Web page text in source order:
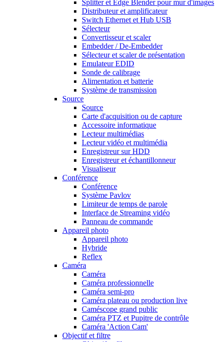
Splitter et Edge Blender pour mur d'images
Distributeur et amplificateur
Switch Ethernet et Hub USB
Sélecteur
Convertisseur et scaler
Embedder / De-Embedder
Sélecteur et scaler de présentation
Emulateur EDID
Sonde de calibrage
Alimentation et batterie
Système de transmission
Source
Source
Carte d'acquisition ou de capture
Accessoire informatique
Lecteur multimédias
Lecteur vidéo et multimédia
Enregistreur sur HDD
Enregistreur et échantillonneur
Visualiseur
Conférence
Conférence
Système Pavlov
Limiteur de temps de parole
Interface de Streaming vidéo
Panneau de commande
Appareil photo
Appareil photo
Hybride
Reflex
Caméra
Caméra
Caméra professionnelle
Caméra semi-pro
Caméra plateau ou production live
Caméscope grand public
Caméra PTZ et Pupitre de contrôle
Caméra 'Action Cam'
Objectif et filtre